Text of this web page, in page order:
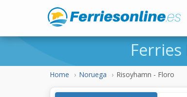
Ferries
Home Noruega Risoyhamn - Floro